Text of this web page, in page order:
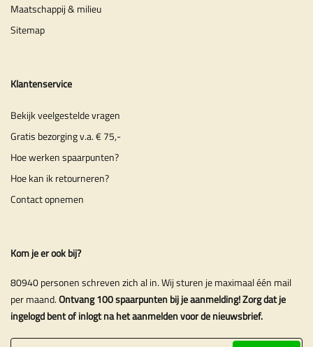
Maatschappij & milieu
Sitemap
Klantenservice
Bekijk veelgestelde vragen
Gratis bezorging v.a. € 75,-
Hoe werken spaarpunten?
Hoe kan ik retourneren?
Contact opnemen
Kom je er ook bij?
80940 personen schreven zich al in. Wij sturen je maximaal één mail
per maand.Ontvang 100 spaarpunten bij je aanmelding! Zorg dat je
ingelogd bent of inlogt na het aanmelden voor de nieuwsbrief.